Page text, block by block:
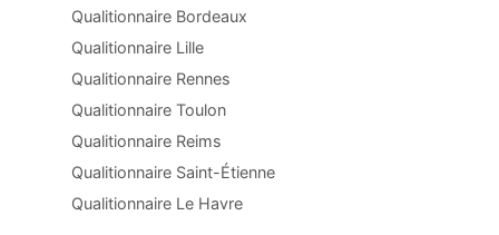
Qualitionnaire Bordeaux
Qualitionnaire Lille
Qualitionnaire Rennes
Qualitionnaire Toulon
Qualitionnaire Reims
Qualitionnaire Saint-Étienne
Qualitionnaire Le Havre